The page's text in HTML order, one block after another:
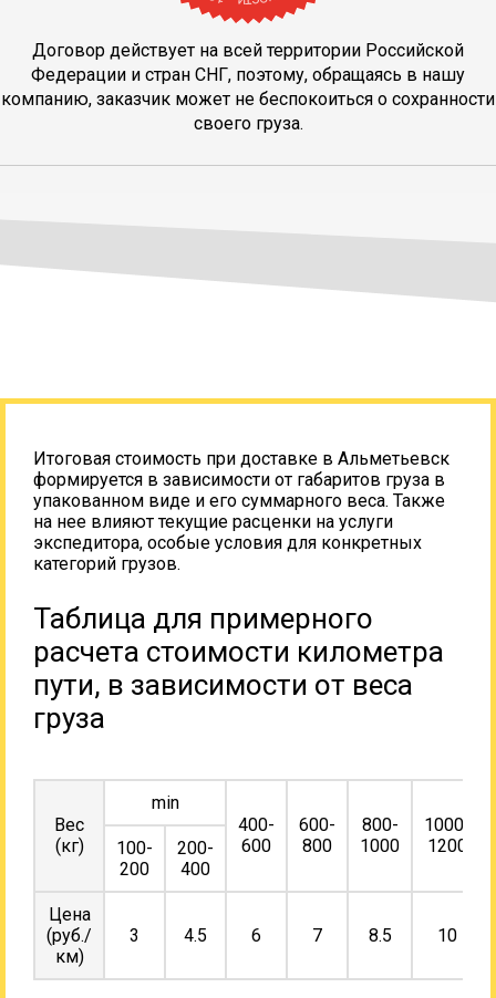
Договор действует на всей территории Российской
Федерации и стран СНГ, поэтому, обращаясь в нашу
компанию, заказчик может не беспокоиться о сохранности
своего груза.
Итоговая стоимость при доставке в Альметьевск
формируется в зависимости от габаритов груза в
упакованном виде и его суммарного веса. Также
на нее влияют текущие расценки на услуги
экспедитора, особые условия для конкретных
категорий грузов.
Таблица для примерного
расчета стоимости километра
пути, в зависимости от веса
груза
Вес
(кг)
min
400-
600
600-
800
800-
1000
1000-
1200
100-
200
200-
400
Цена
(руб./
км)
3 4.5 6 7 8.5 10